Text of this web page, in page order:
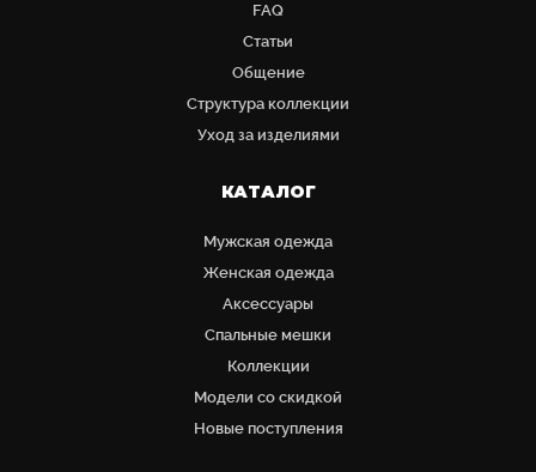
FAQ
Статьи
Общение
Структура коллекции
Уход за изделиями
КАТАЛОГ
Мужская одежда
Женская одежда
Аксессуары
Cпальные мешки
Коллекции
Модели со скидкой
Новые поступления